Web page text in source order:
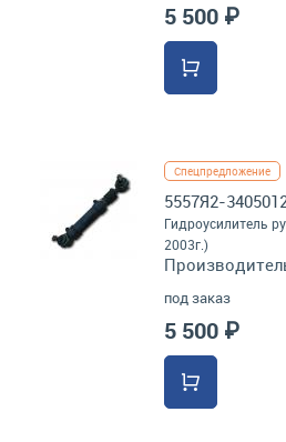
5 500 ₽
Спецпредложение
5557Я2-
Гидроусилитель
2003г.)
под заказ
5 500 ₽